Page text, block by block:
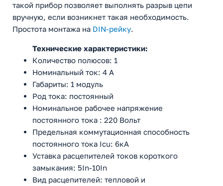
такой прибор позволяет выполнять разрыв цепи
вручную, если возникнет такая необходимость.
Простота монтажа на DIN-рейку.
Технические характеристики:
Количество полюсов: 1
Номинальный ток: 4 А
Габариты: 1 модуль
Род тока: постоянный
Номинальное рабочее напряжение
постоянного тока : 220 Вольт
Предельная коммутационная способность
постоянного тока Icu: 6кА
Уставка расцепителей токов короткого
замыкания: 5In-10In
Вид расцепителей: тепловой и